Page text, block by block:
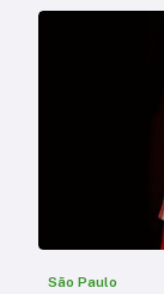
São Paulo